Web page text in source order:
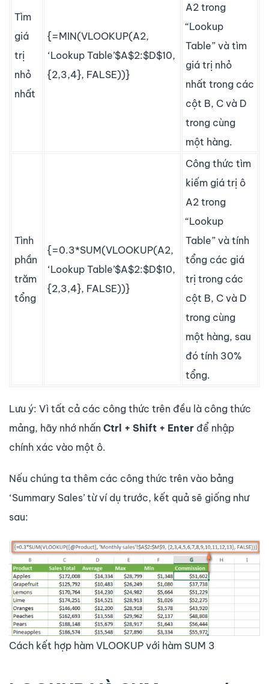
Tìm
giá
trị
nhỏ
nhất
{=MIN(VLOOKUP(A2,
‘Lookup Table’$A$2:$D$10,
{2,3,4}, FALSE))}
A2 trong
“Lookup
Table” và tìm
giá trị nhỏ
nhất trong các
cột B, C và D
trong cùng
một hàng.
Tình
phần
trăm
tổng
{=0.3*SUM(VLOOKUP(A2,
‘Lookup Table’$A$2:$D$10,
{2,3,4}, FALSE))}
Công thức tìm
kiếm giá trị ô
A2 trong
“Lookup
Table” và tính
tổng các giá
trị trong các
cột B, C và D
trong cùng
một hàng, sau
đó tính 30%
tổng.
Lưu ý: Vì tất cả các công thức trên đều là công thức
mảng, hãy nhớ nhấn Ctrl + Shift + Enter để nhập
chính xác vào một ô.
Nếu chúng ta thêm các công thức trên vào bảng
‘Summary Sales’ từ ví dụ trước, kết quả sẽ giống như
sau:
Cách kết hợp hàm VLOOKUP với hàm SUM 3